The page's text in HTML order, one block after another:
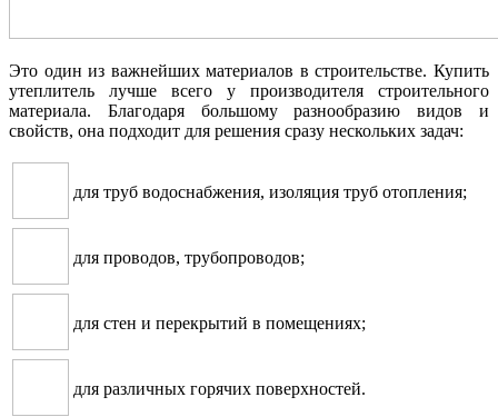
Это один из важнейших материалов в строительстве. Купить
утеплитель лучше всего у производителя строительного
материала. Благодаря большому разнообразию видов и
свойств, она подходит для решения сразу нескольких задач:
для труб водоснабжения, изоляция труб отопления;
для проводов, трубопроводов;
для стен и перекрытий в помещениях;
для различных горячих поверхностей.